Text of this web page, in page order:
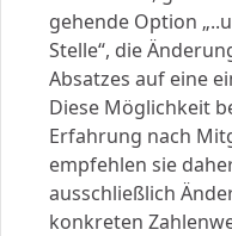
gehende Option
Stelle“, die
Absatzes auf eine
Diese Möglichkeit
Erfahrung nach
empfehlen sie
ausschließlich
konkreten